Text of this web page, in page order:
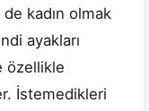
kadın olmak
ayakları
özellikle
İstemedikleri